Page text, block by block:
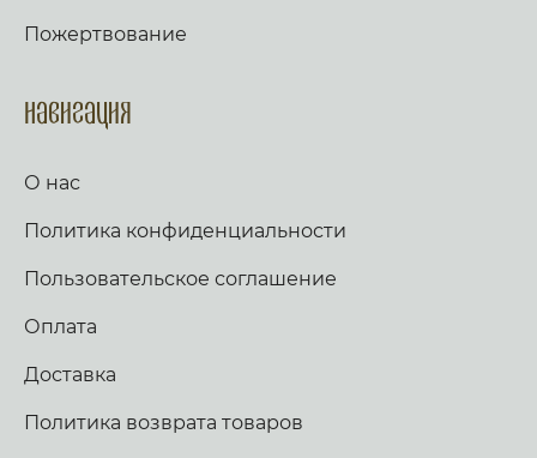
Пожертвование
Навигация
О нас
Политика конфиденциальности
Пользовательское соглашение
Оплата
Доставка
Политика возврата товаров